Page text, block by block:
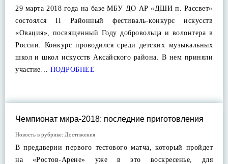
29 марта 2018 года на базе МБУ ДО АР «ДШИ п. Рассвет»
состоялся II Районный фестиваль-конкурс искусств
«Овация», посвященный Году добровольца и волонтера в
России. Конкурс проводился среди детских музыкальных
школ и школ искусств Аксайского района. В нем приняли
участие… ПОДРОБНЕЕ
Чемпионат мира-2018: последние приготовления
Новость в рубрике: Достижения
В преддверии первого тестового матча, который пройдет
на «Ростов-Арене» уже в это воскресенье, для